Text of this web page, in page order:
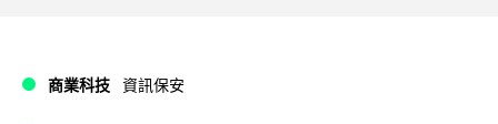
商業科技 資訊保安